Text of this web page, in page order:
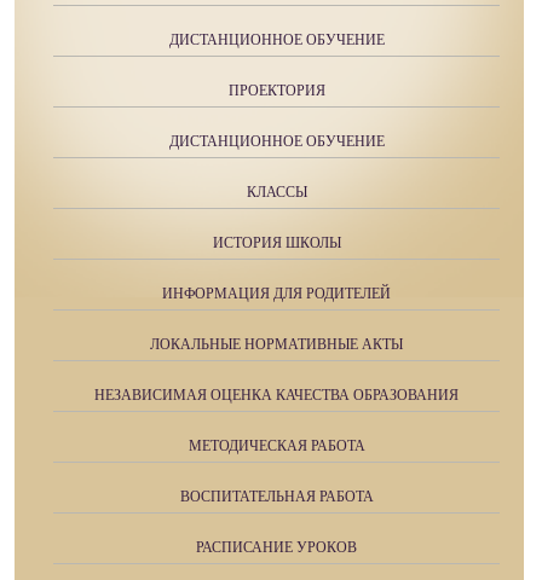
ДИСТАНЦИОННОЕ ОБУЧЕНИЕ
ПРОЕКТОРИЯ
ДИСТАНЦИОННОЕ ОБУЧЕНИЕ
КЛАССЫ
ИСТОРИЯ ШКОЛЫ
ИНФОРМАЦИЯ ДЛЯ РОДИТЕЛЕЙ
ЛОКАЛЬНЫЕ НОРМАТИВНЫЕ АКТЫ
НЕЗАВИСИМАЯ ОЦЕНКА КАЧЕСТВА ОБРАЗОВАНИЯ
МЕТОДИЧЕСКАЯ РАБОТА
ВОСПИТАТЕЛЬНАЯ РАБОТА
РАСПИСАНИЕ УРОКОВ